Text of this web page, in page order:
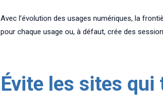
Avec l’évolution des usages numériques, la
pour chaque usage ou, à défaut, crée des
Évite les sites